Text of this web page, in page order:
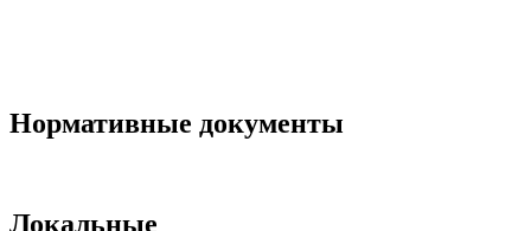
Нормативные документы
Локальные